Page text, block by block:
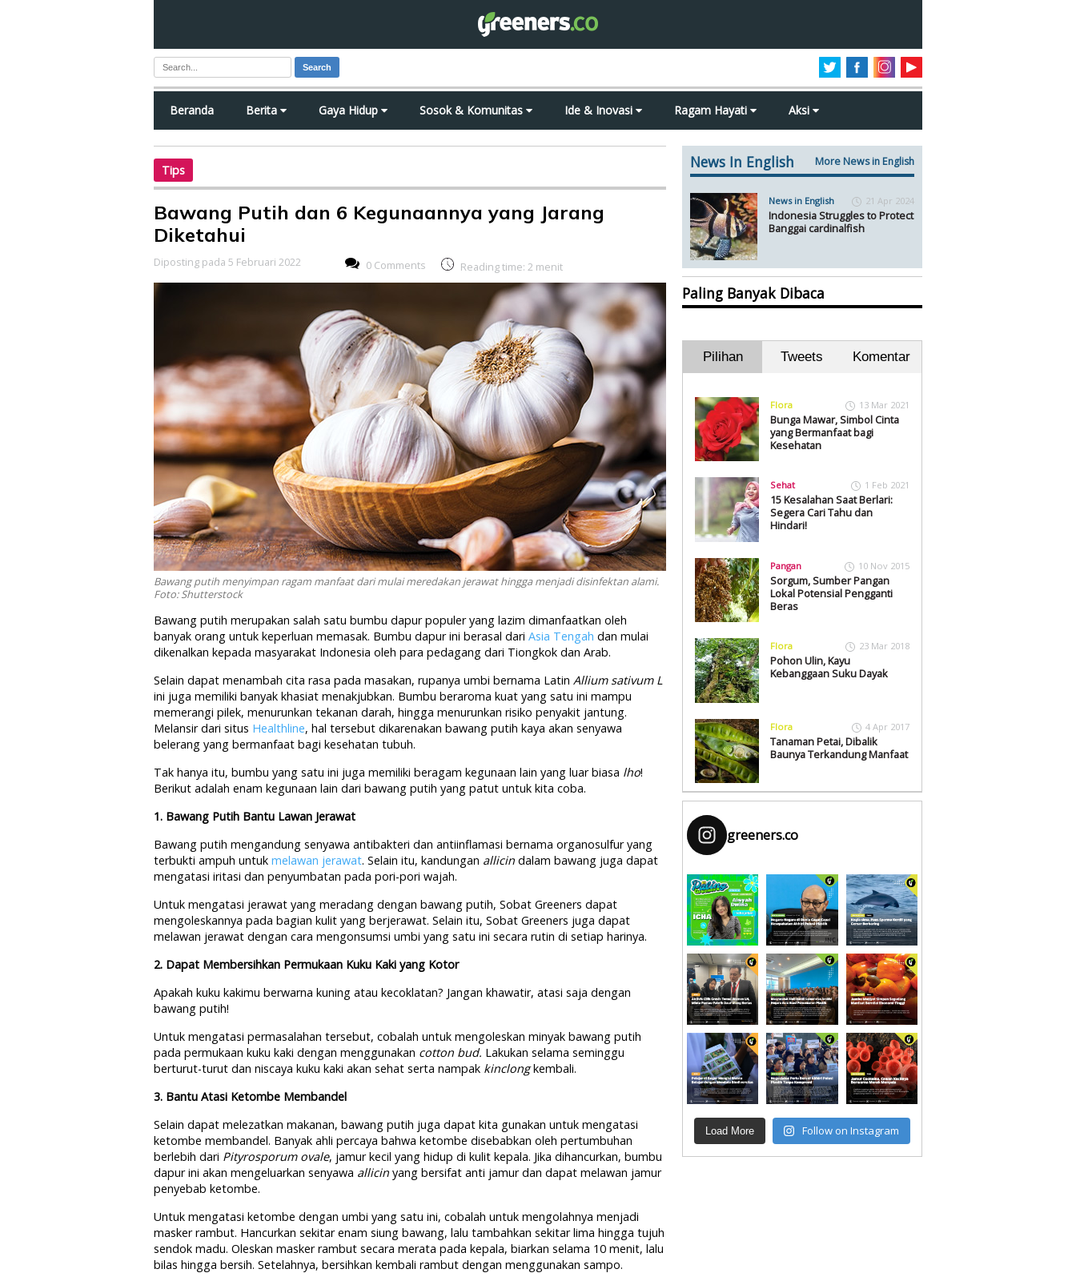
Search
Beranda Berita Gaya Hidup Sosok & Komunitas Ide & Inovasi Ragam Hayati Aksi
Tips
Bawang Putih dan 6 Kegunaannya yang Jarang
Diketahui
Diposting pada 5 Februari 2022 0 Comments Reading time: 2 menit
Bawang putih menyimpan ragam manfaat dari mulai meredakan jerawat hingga menjadi disinfektan alami.
Foto: Shutterstock
Bawang putih merupakan salah satu bumbu dapur populer yang lazim dimanfaatkan oleh
banyak orang untuk keperluan memasak. Bumbu dapur ini berasal dari Asia Tengah dan mulai
dikenalkan kepada masyarakat Indonesia oleh para pedagang dari Tiongkok dan Arab.
Selain dapat menambah cita rasa pada masakan, rupanya umbi bernama Latin Allium sativum L
ini juga memiliki banyak khasiat menakjubkan. Bumbu beraroma kuat yang satu ini mampu
memerangi pilek, menurunkan tekanan darah, hingga menurunkan risiko penyakit jantung.
Melansir dari situs Healthline, hal tersebut dikarenakan bawang putih kaya akan senyawa
belerang yang bermanfaat bagi kesehatan tubuh.
Tak hanya itu, bumbu yang satu ini juga memiliki beragam kegunaan lain yang luar biasa lho!
Berikut adalah enam kegunaan lain dari bawang putih yang patut untuk kita coba.
1. Bawang Putih Bantu Lawan Jerawat
Bawang putih mengandung senyawa antibakteri dan antiinflamasi bernama organosulfur yang
terbukti ampuh untuk melawan jerawat. Selain itu, kandungan allicin dalam bawang juga dapat
mengatasi iritasi dan penyumbatan pada pori-pori wajah.
Untuk mengatasi jerawat yang meradang dengan bawang putih, Sobat Greeners dapat
mengoleskannya pada bagian kulit yang berjerawat. Selain itu, Sobat Greeners juga dapat
melawan jerawat dengan cara mengonsumsi umbi yang satu ini secara rutin di setiap harinya.
2. Dapat Membersihkan Permukaan Kuku Kaki yang Kotor
Apakah kuku kakimu berwarna kuning atau kecoklatan? Jangan khawatir, atasi saja dengan
bawang putih!
Untuk mengatasi permasalahan tersebut, cobalah untuk mengoleskan minyak bawang putih
pada permukaan kuku kaki dengan menggunakan cotton bud. Lakukan selama seminggu
berturut-turut dan niscaya kuku kaki akan sehat serta nampak kinclongkembali.
3. Bantu Atasi Ketombe Membandel
Selain dapat melezatkan makanan, bawang putih juga dapat kita gunakan untuk mengatasi
ketombe membandel. Banyak ahli percaya bahwa ketombe disebabkan oleh pertumbuhan
berlebih dari Pityrosporum ovale, jamur kecil yang hidup di kulit kepala. Jika dihancurkan, bumbu
dapur ini akan mengeluarkan senyawa allicin yang bersifat anti jamur dan dapat melawan jamur
penyebab ketombe.
Untuk mengatasi ketombe dengan umbi yang satu ini, cobalah untuk mengolahnya menjadi
masker rambut. Hancurkan sekitar enam siung bawang, lalu tambahkan sekitar lima hingga tujuh
sendok madu. Oleskan masker rambut secara merata pada kepala, biarkan selama 10 menit, lalu
bilas hingga bersih. Setelahnya, bersihkan kembali rambut dengan menggunakan sampo.
News In English More News in English
News in English 21 Apr 2024
Indonesia Struggles to Protect
Banggai cardinalfish
Paling Banyak Dibaca
Pilihan Tweets Komentar
Flora 13 Mar 2021
Bunga Mawar, Simbol Cinta
yang Bermanfaat bagi
Kesehatan
Sehat 1 Feb 2021
15 Kesalahan Saat Berlari:
Segera Cari Tahu dan
Hindari!
Pangan 10 Nov 2015
Sorgum, Sumber Pangan
Lokal Potensial Pengganti
Beras
Flora 23 Mar 2018
Pohon Ulin, Kayu
Kebanggaan Suku Dayak
Flora 4 Apr 2017
Tanaman Petai, Dibalik
Baunya Terkandung Manfaat
greeners.co
Load More Follow on Instagram